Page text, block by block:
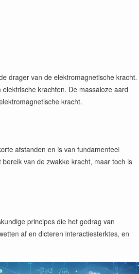
drager van de elektromagnetische kracht.
krachten. De massaloze aard
kracht.
afstanden en is van fundamenteel
van de zwakke kracht, maar toch is
principes die het gedrag van
af en dicteren interactiesterktes, en